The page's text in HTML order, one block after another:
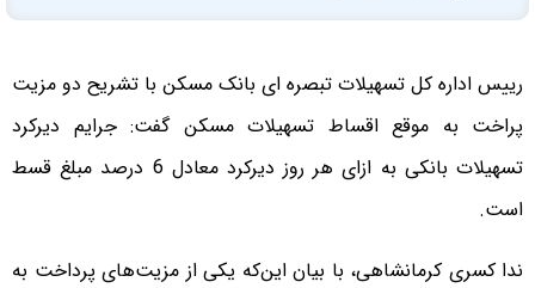
رییس اداره کل تسهیلات تبصره ای بانک مسکن با تشریح دو مزیت
پراخت به موقع اقساط تسهیلات مسکن گفت: جرایم دیرکرد
تسهیلات بانکی به ازای هر روز دیرکرد معادل 6 درصد مبلغ قسط
است.
ندا کسری کرمانشاهی، با بیان این‌که یکی از مزیت‌های پرداخت به